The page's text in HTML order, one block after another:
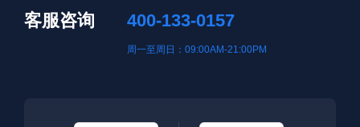
客服咨询 400-133-0157
周一至周日：09:00AM-21:00PM